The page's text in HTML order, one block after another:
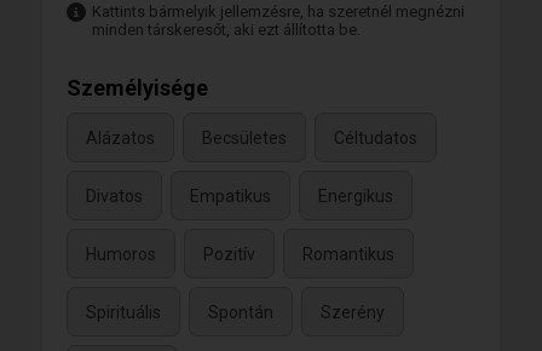
Kattints bármelyik jellemzésre, ha szeretnél megnézni
minden társkeresőt, aki ezt állította be.
Személyisége
Alázatos Becsületes Céltudatos
Divatos Empatikus Energikus
Humoros Pozitív Romantikus
Spirituális Spontán Szerény